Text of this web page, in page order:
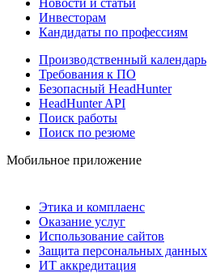
Инвесторам
Кандидаты по профессиям
Производственный календарь
Требования к ПО
Безопасный HeadHunter
HeadHunter API
Поиск работы
Поиск по резюме
Мобильное приложение
Этика и комплаенс
Оказание услуг
Использование сайтов
Защита персональных данных
ИТ аккредитация